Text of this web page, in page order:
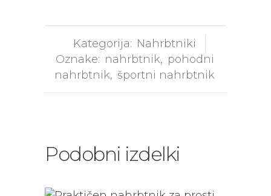
Kategorija: Nahrbtniki
Oznake: nahrbtnik, pohodni
nahrbtnik, športni nahrbtnik
Podobni izdelki